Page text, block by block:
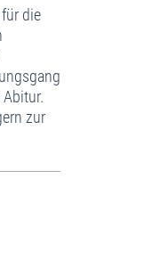
die
zur